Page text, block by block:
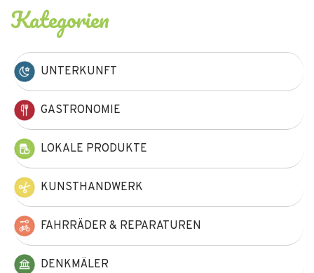
Kategorien
UNTERKUNFT
GASTRONOMIE
LOKALE PRODUKTE
KUNSTHANDWERK
FAHRRÄDER & REPARATUREN
DENKMÄLER